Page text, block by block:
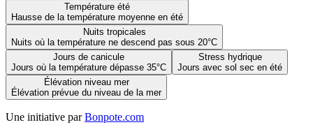
Température été
Hausse de la température moyenne en été
Nuits tropicales
Nuits où la température ne descend pas sous 20°C
Jours de canicule
Jours où la température dépasse 35°C
Stress hydrique
Jours avec sol sec en été
Élévation niveau mer
Élévation prévue du niveau de la mer
Une initiative par Bonpote.com